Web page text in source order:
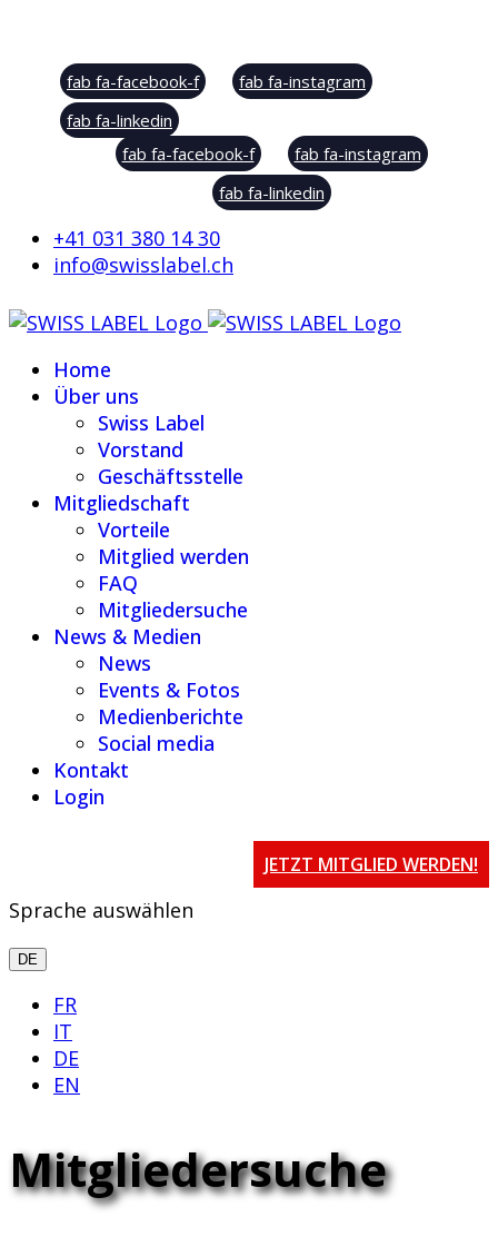
fab fa-facebook-f
fab fa-instagram
fab fa-linkedin
fab fa-facebook-f
fab fa-instagram
fab fa-linkedin
+41 031 380 14 30
info@swisslabel.ch
Home
Über uns
Swiss Label
Vorstand
Geschäftsstelle
Mitgliedschaft
Vorteile
Mitglied werden
FAQ
Mitgliedersuche
News & Medien
News
Events & Fotos
Medienberichte
Social media
Kontakt
Login
JETZT MITGLIED WERDEN!
Sprache auswählen
DE
FR
IT
DE
EN
Mitgliedersuche